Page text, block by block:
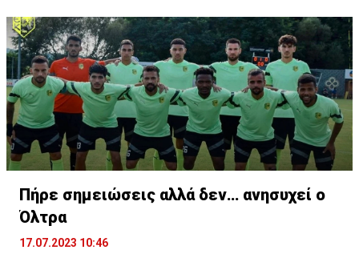
άριστη τοποθέτηση σε όλο τον χώρο του κέντρου.
Πήρε σημειώσεις αλλά δεν… ανησυχεί ο
Όλτρα
17.07.2023 10:46